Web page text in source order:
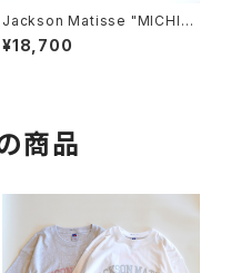
Jackson Matisse "MICHIG
AN STATE FOOTBALL Tee"
¥18,700
商品